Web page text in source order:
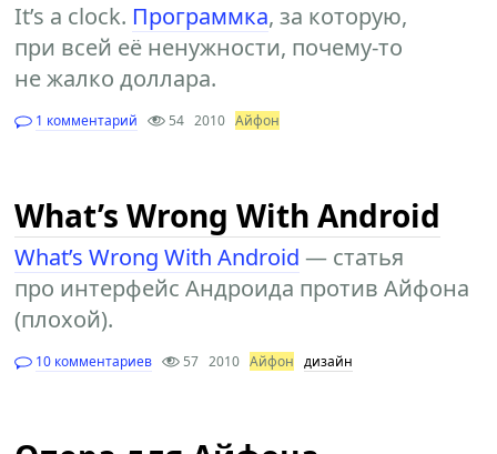
It’s a clock. Программка, за которую,
при всей её ненужности, почему-то
не жалко доллара.
1 комментарий 54 2010 Айфон
What’s Wrong With Android
What’s Wrong With Android — статья
про интерфейс Андроида против Айфона
(плохой).
10 комментариев 57 2010 Айфон дизайн